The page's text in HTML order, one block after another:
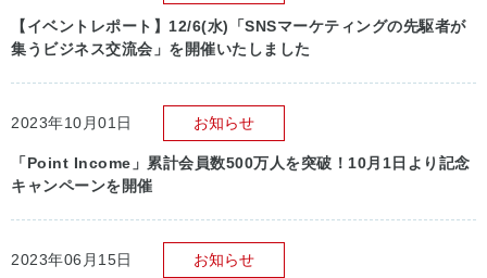
【イベントレポート】12/6(水)「SNSマーケティングの先駆者が
集うビジネス交流会」を開催いたしました
2023年10月01日 お知らせ
「Point Income」累計会員数500万人を突破！10月1日より記念
キャンペーンを開催
2023年06月15日 お知らせ